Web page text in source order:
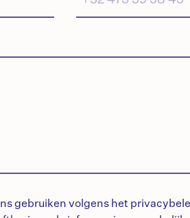
gebruiken volgens het